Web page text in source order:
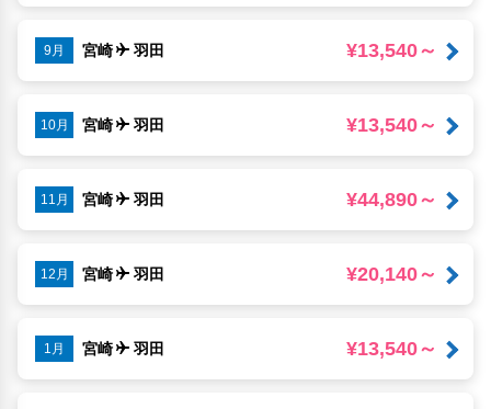
9月 宮崎 羽田 ¥13,540～
10月 宮崎 羽田 ¥13,540～
11月 宮崎 羽田 ¥44,890～
12月 宮崎 羽田 ¥20,140～
1月 宮崎 羽田 ¥13,540～